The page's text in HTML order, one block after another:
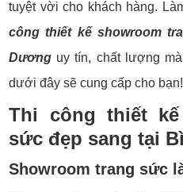
tuyệt vời cho khách hàng.
công thiết kế showroom
Dương uy tín, chất lượng
dưới đây sẽ cung cấp cho bạn!
Thi công thiết
sức đẹp sang tại
Showroom trang sức